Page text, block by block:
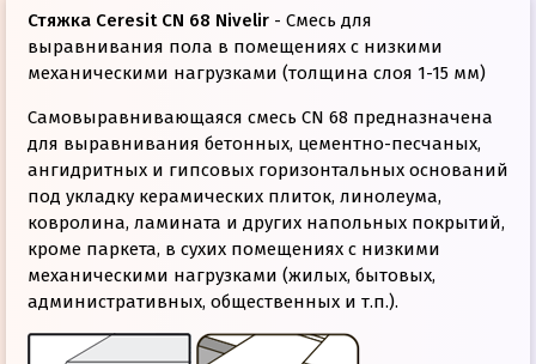
Стяжка Ceresit CN 68 Nivelir- Смесь для
выравнивания пола в помещениях с низкими
механическими нагрузками (толщина слоя 1-15 мм)
Самовыравнивающаяся смесь CN 68 предназначена
для выравнивания бетонных, цементно-песчаных,
ангидритных и гипсовых горизонтальных оснований
под укладку керамических плиток, линолеума,
ковролина, ламината и других напольных покрытий,
кроме паркета, в сухих помещениях с низкими
механическими нагрузками (жилых, бытовых,
административных, общественных и т.п.).